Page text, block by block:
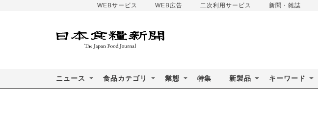
WEBサービス WEB広告 二次利用サービス 新聞・雑誌
ニュース 食品カテゴリ 業態 特集 新製品 キーワード